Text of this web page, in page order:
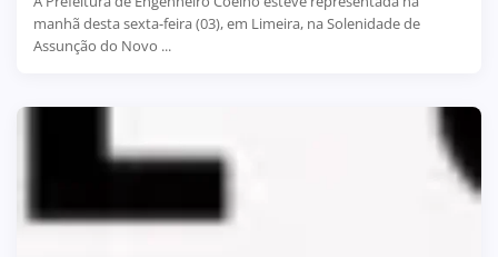
manhã desta sexta-feira (03), em Limeira, na Solenidade de
Assunção do Novo ...